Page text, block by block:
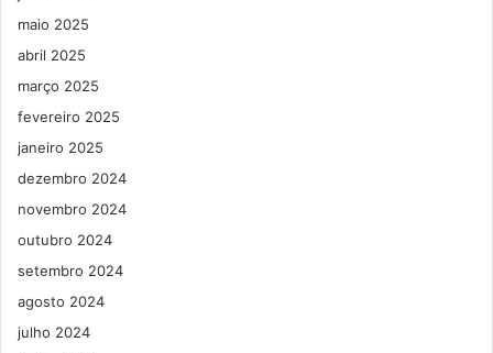
maio 2025
abril 2025
março 2025
fevereiro 2025
janeiro 2025
dezembro 2024
novembro 2024
outubro 2024
setembro 2024
agosto 2024
julho 2024